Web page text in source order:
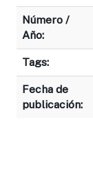
Número /
Año:
Tags:
Fecha de
publicación: